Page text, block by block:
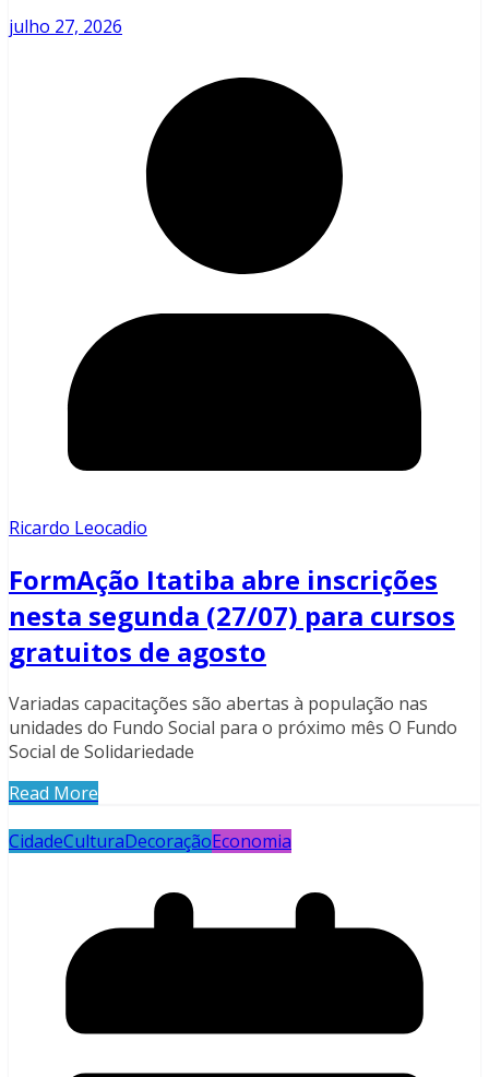
julho 27, 2026
Ricardo Leocadio
FormAção Itatiba abre inscrições
nesta segunda (27/07) para cursos
gratuitos de agosto
Variadas capacitações são abertas à população nas
unidades do Fundo Social para o próximo mês O Fundo
Social de Solidariedade
Read More
CidadeCulturaDecoraçãoEconomia